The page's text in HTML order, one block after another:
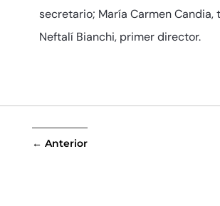
secretario; María Carmen Candia,
Neftalí Bianchi, primer director.
← Anterior